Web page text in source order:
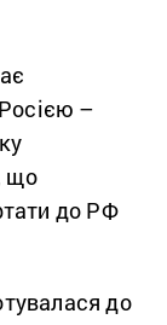
–
що
до РФ
до